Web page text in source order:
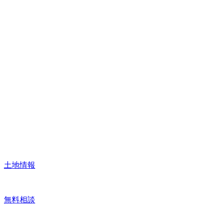
土地情報
無料相談